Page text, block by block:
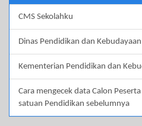
CMS Sekolahku
Dinas Pendidikan dan
Kementerian Pendidikan dan
Cara mengecek data Calon
satuan Pendidikan sebelumnya